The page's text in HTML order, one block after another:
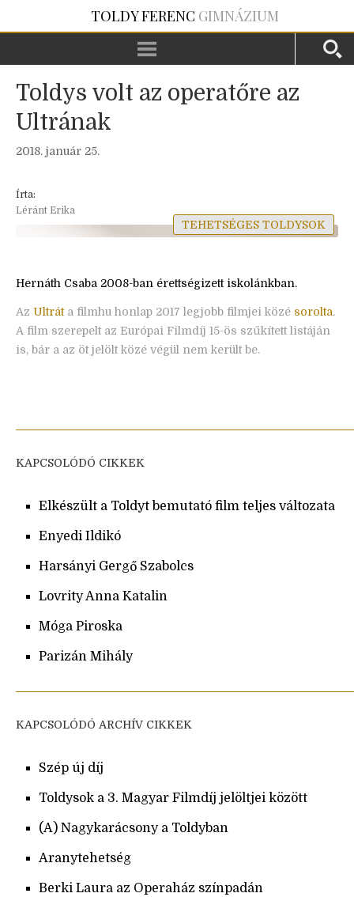
TOLDY FERENC GIMNÁZIUM
Toldys volt az operatőre az
Ultrának
2018. január 25.
Írta:
Léránt Erika
TEHETSÉGES TOLDYSOK
Hernáth Csaba 2008-ban érettségizett iskolánkban.
Az Ultráta filmhu honlap 2017 legjobb filmjei közé sorolta.
A film szerepelt az Európai Filmdíj 15-ös szűkített listáján
is, bár a az öt jelölt közé végül nem került be.
KAPCSOLÓDÓ CIKKEK
Elkészült a Toldyt bemutató film teljes változata
Enyedi Ildikó
Harsányi Gergő Szabolcs
Lovrity Anna Katalin
Móga Piroska
Parizán Mihály
KAPCSOLÓDÓ ARCHÍV CIKKEK
Szép új díj
Toldysok a 3. Magyar Filmdíj jelöltjei között
(A) Nagykarácsony a Toldyban
Aranytehetség
Berki Laura az Operaház színpadán